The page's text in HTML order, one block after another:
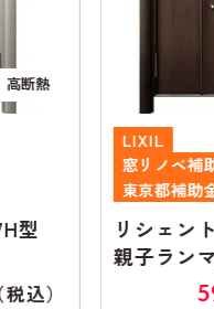
高断熱
型
込）
LIXIL
窓リノベ補
東京都補助
リシェン
親子ラン